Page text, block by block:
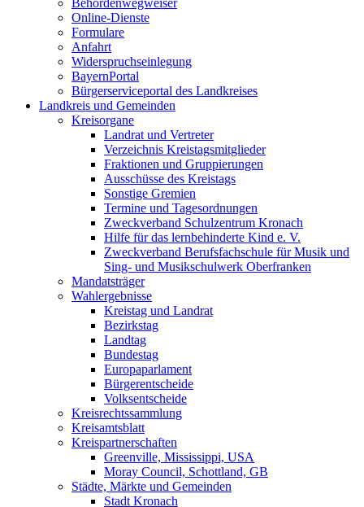
Behördenwegweiser
Online-Dienste
Formulare
Anfahrt
Widerspruchseinlegung
BayernPortal
Bürgerserviceportal des Landkreises
Landkreis und Gemeinden
Kreisorgane
Landrat und Vertreter
Verzeichnis Kreistagsmitglieder
Fraktionen und Gruppierungen
Ausschüsse des Kreistags
Sonstige Gremien
Termine und Tagesordnungen
Zweckverband Schulzentrum Kronach
Hilfe für das lernbehinderte Kind e. V.
Zweckverband Berufsfachschule für Musik und
Sing- und Musikschulwerk Oberfranken
Mandatsträger
Wahlergebnisse
Kreistag und Landrat
Bezirkstag
Landtag
Bundestag
Europaparlament
Bürgerentscheide
Volksentscheide
Kreisrechtssammlung
Kreisamtsblatt
Kreispartnerschaften
Greenville, Mississippi, USA
Moray Council, Schottland, GB
Städte, Märkte und Gemeinden
Stadt Kronach